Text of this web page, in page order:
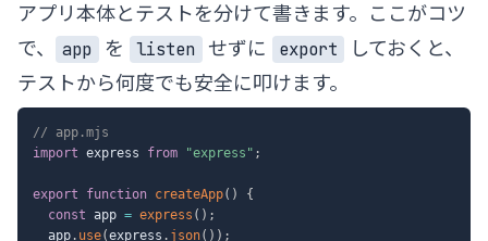
アプリ本体とテストを分けて書きます。ここがコツ
で、
app を listen せずに export
しておくと、
テストから何度でも安全に叩けます。
// app.mjs
import express from "express" ;
export function createApp( )
{
const app = express ( ) ;
  app
. use(express . json( ) ) ;